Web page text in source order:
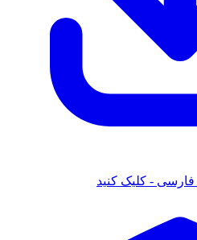
- کلیک کنید